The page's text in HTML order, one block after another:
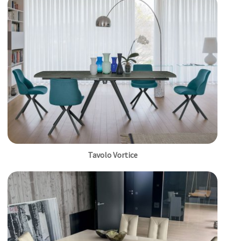
Tavolo Vortice